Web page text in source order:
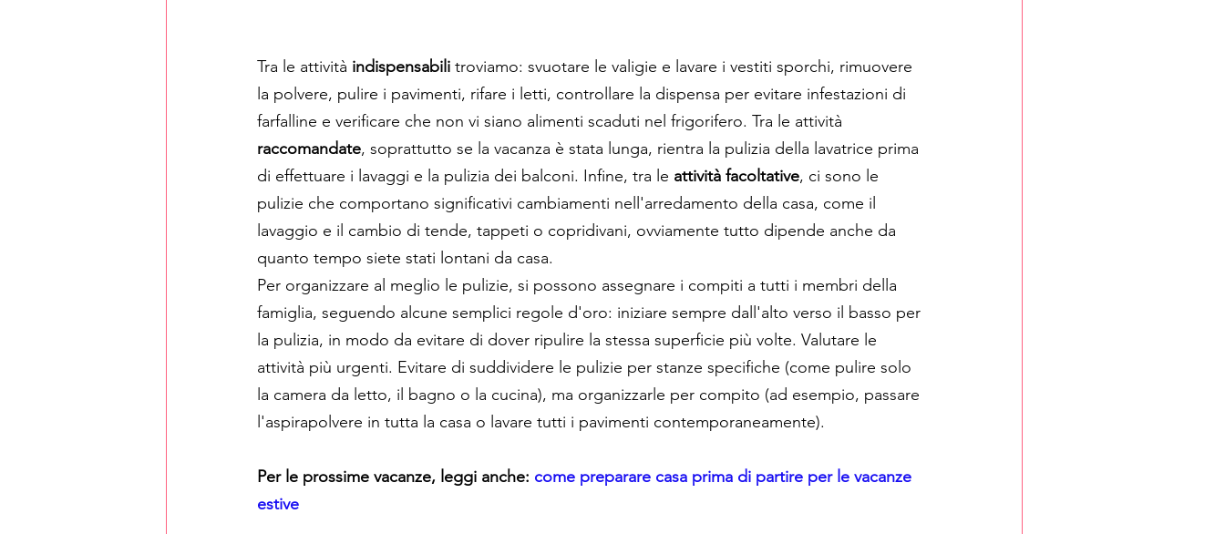
Tra le attività indispensabili troviamo: svuotare le valigie e lavare i vestiti sporchi, rimuovere
la polvere, pulire i pavimenti, rifare i letti, controllare la dispensa per evitare infestazioni di
farfalline e verificare che non vi siano alimenti scaduti nel frigorifero. Tra le attività
raccomandate, soprattutto se la vacanza è stata lunga, rientra la pulizia della lavatrice prima
di effettuare i lavaggi e la pulizia dei balconi. Infine, tra le attività facoltative, ci sono le
pulizie che comportano significativi cambiamenti nell'arredamento della casa, come il
lavaggio e il cambio di tende, tappeti o copridivani, ovviamente tutto dipende anche da
quanto tempo siete stati lontani da casa.
Per organizzare al meglio le pulizie, si possono assegnare i compiti a tutti i membri della
famiglia, seguendo alcune semplici regole d'oro: iniziare sempre dall'alto verso il basso per
la pulizia, in modo da evitare di dover ripulire la stessa superficie più volte. Valutare le
attività più urgenti. Evitare di suddividere le pulizie per stanze specifiche (come pulire solo
la camera da letto, il bagno o la cucina), ma organizzarle per compito (ad esempio, passare
l'aspirapolvere in tutta la casa o lavare tutti i pavimenti contemporaneamente).
Per le prossime vacanze, leggi anche: come preparare casa prima di partire per le vacanze
estive